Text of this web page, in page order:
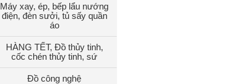
Máy xay, ép, bếp lẩu nướng
điện, đèn sưởi, tủ sấy quần
áo
HÀNG TẾT, Đồ thủy tinh,
cốc chén thủy tinh, sứ
Đồ công nghệ